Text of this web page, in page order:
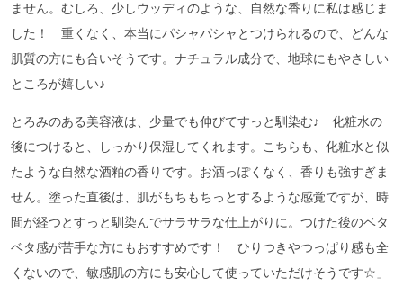
ません。むしろ、少しウッディのような、自然な香りに私は感じま
した！ 重くなく、本当にパシャパシャとつけられるので、どんな
肌質の方にも合いそうです。ナチュラル成分で、地球にもやさしい
ところが嬉しい♪
とろみのある美容液は、少量でも伸びてすっと馴染む♪ 化粧水の
後につけると、しっかり保湿してくれます。こちらも、化粧水と似
たような自然な酒粕の香りです。お酒っぽくなく、香りも強すぎま
せん。塗った直後は、肌がもちもちっとするような感覚ですが、時
間が経つとすっと馴染んでサラサラな仕上がりに。つけた後のベタ
ベタ感が苦手な方にもおすすめです！ ひりつきやつっぱり感も全
くないので、敏感肌の方にも安心して使っていただけそうです☆」